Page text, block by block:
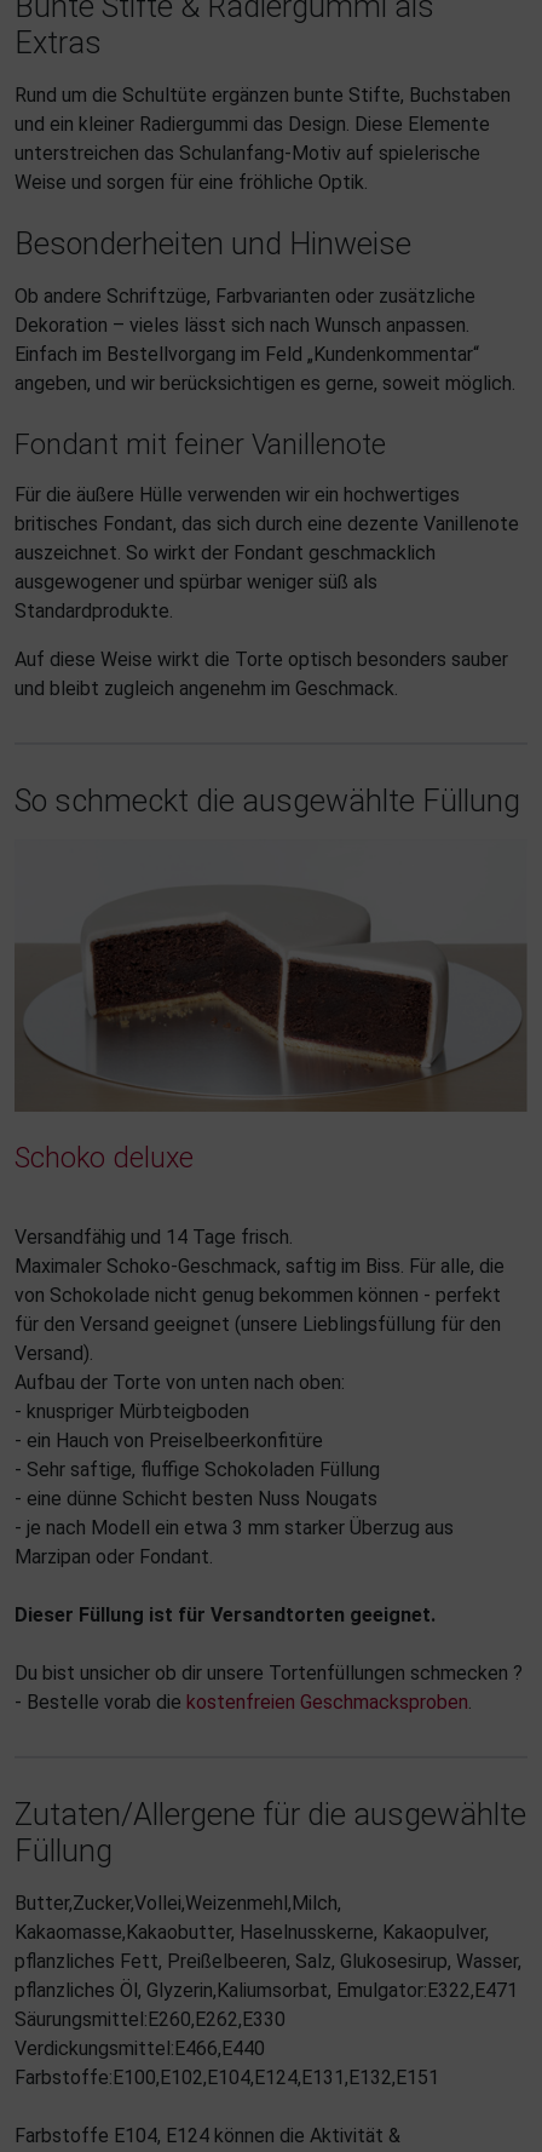
Extras
Rund um die Schultüte ergänzen bunte Stifte, Buchstaben
und ein kleiner Radiergummi das Design. Diese Elemente
unterstreichen das Schulanfang-Motiv auf spielerische
Weise und sorgen für eine fröhliche Optik.
Besonderheiten und Hinweise
Ob andere Schriftzüge, Farbvarianten oder zusätzliche
Dekoration – vieles lässt sich nach Wunsch anpassen.
Einfach im Bestellvorgang im Feld „Kundenkommentar“
angeben, und wir berücksichtigen es gerne, soweit möglich.
Fondant mit feiner Vanillenote
Für die äußere Hülle verwenden wir ein hochwertiges
britisches Fondant, das sich durch eine dezente Vanillenote
auszeichnet. So wirkt der Fondant geschmacklich
ausgewogener und spürbar weniger süß als
Standardprodukte.
Auf diese Weise wirkt die Torte optisch besonders sauber
und bleibt zugleich angenehm im Geschmack.
So schmeckt die ausgewählte Füllung
Schoko deluxe
Versandfähig und 14 Tage frisch.
Maximaler Schoko-Geschmack, saftig im Biss. Für alle, die
von Schokolade nicht genug bekommen können - perfekt
für den Versand geeignet (unsere Lieblingsfüllung für den
Versand).
Aufbau der Torte von unten nach oben:
- knuspriger Mürbteigboden
- ein Hauch von Preiselbeerkonfitüre
- Sehr saftige, fluffige Schokoladen Füllung
- eine dünne Schicht besten Nuss Nougats
- je nach Modell ein etwa 3 mm starker Überzug aus
Marzipan oder Fondant.
Dieser Füllung ist für Versandtorten geeignet.
Du bist unsicher ob dir unsere Tortenfüllungen schmecken ?
- Bestelle vorab die kostenfreien Geschmacksproben.
Zutaten/Allergene für die ausgewählte
Füllung
Butter,Zucker,Vollei,Weizenmehl,Milch,
Kakaomasse,Kakaobutter, Haselnusskerne, Kakaopulver,
pflanzliches Fett, Preißelbeeren, Salz, Glukosesirup, Wasser,
pflanzliches Öl, Glyzerin,Kaliumsorbat, Emulgator:E322,E471
Säurungsmittel:E260,E262,E330
Verdickungsmittel:E466,E440
Farbstoffe:E100,E102,E104,E124,E131,E132,E151
Farbstoffe E104, E124 können die Aktivität &